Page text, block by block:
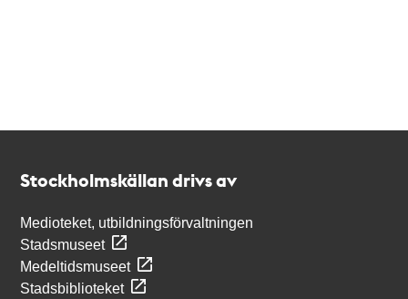
Stockholmskällan drivs av
Medioteket, utbildningsförvaltningen
Stadsmuseet
Medeltidsmuseet
Stadsbiblioteket